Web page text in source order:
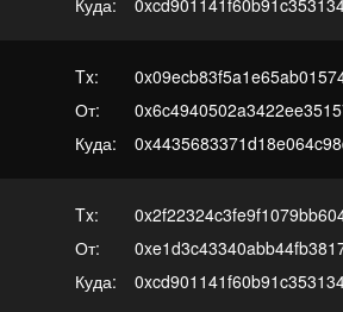
Куда:
Tx:
От:
Куда:
Tx:
От:
Куда: